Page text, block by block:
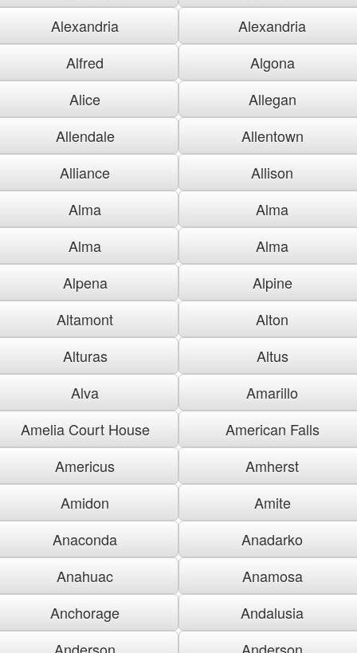
Alexandria
Alexandria
Alfred
Algona
Alice
Allegan
Allendale
Allentown
Alliance
Allison
Alma
Alma
Alma
Alma
Alpena
Alpine
Altamont
Alton
Alturas
Altus
Alva
Amarillo
Amelia Court House
American Falls
Americus
Amherst
Amidon
Amite
Anaconda
Anadarko
Anahuac
Anamosa
Anchorage
Andalusia